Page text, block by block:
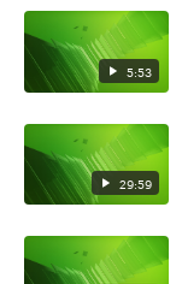
5:53
29:59